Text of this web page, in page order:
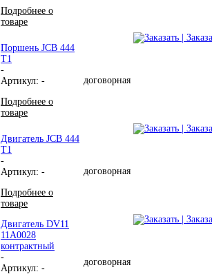
Подробнее о
товаре
|
Поршень JCB 444
T1
-
Артикул: -
Подробнее о
товаре
договорная
|
Двигатель JCB 444
T1
-
Артикул: -
Подробнее о
товаре
договорная
|
Двигатель DV11
11A0028
контрактный
-
Артикул: -
договорная